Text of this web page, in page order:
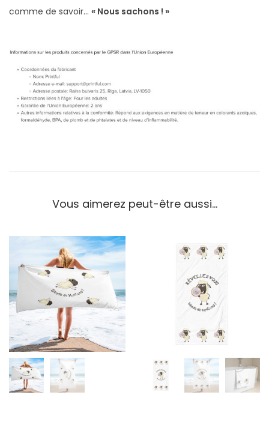
comme de savoir… « Nous sachons ! »
Vous aimerez peut-être aussi…